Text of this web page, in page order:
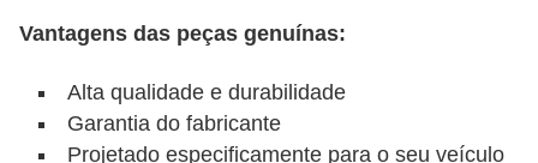
Vantagens das peças genuínas:
Alta qualidade e durabilidade
Garantia do fabricante
Projetado especificamente para o seu veículo